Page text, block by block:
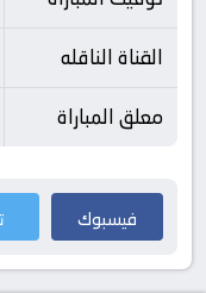
القناة الناقله
معلق المباراة
فيسبوك